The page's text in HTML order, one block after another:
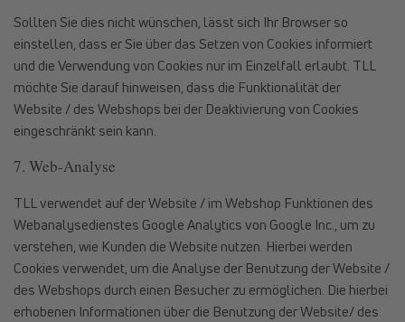
Sollten Sie dies nicht wünschen, lässt sich Ihr Browser so
einstellen, dass er Sie über das Setzen von Cookies informiert
und die Verwendung von Cookies nur im Einzelfall erlaubt. TLL
möchte Sie darauf hinweisen, dass die Funktionalität der
Website / des Webshops bei der Deaktivierung von Cookies
eingeschränkt sein kann.
7. Web-Analyse
TLL verwendet auf der Website / im Webshop Funktionen des
Webanalysedienstes Google Analytics von Google Inc., um zu
verstehen, wie Kunden die Website nutzen. Hierbei werden
Cookies verwendet, um die Analyse der Benutzung der Website /
des Webshops durch einen Besucher zu ermöglichen. Die hierbei
erhobenen Informationen über die Benutzung der Website/ des